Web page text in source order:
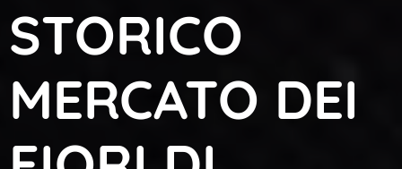
STORICO
MERCATO DEI